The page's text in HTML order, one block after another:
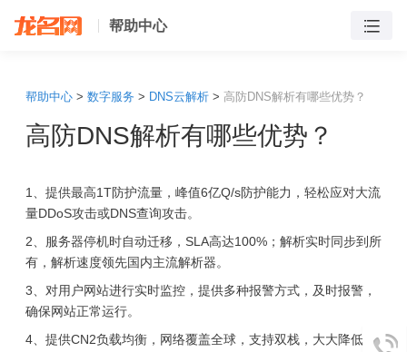
帮助中心
帮助中心 > 数字服务 > DNS云解析 > 高防DNS解析有哪些优势？
高防DNS解析有哪些优势？
1、提供最高1T防护流量，峰值6亿Q/s防护能力，轻松应对大流
量DDoS攻击或DNS查询攻击。
2、服务器停机时自动迁移，SLA高达100%；解析实时同步到所
有，解析速度领先国内主流解析器。
3、对用户网站进行实时监控，提供多种报警方式，及时报警，
确保网站正常运行。
4、提供CN2负载均衡，网络覆盖全球，支持双栈，大大降低运